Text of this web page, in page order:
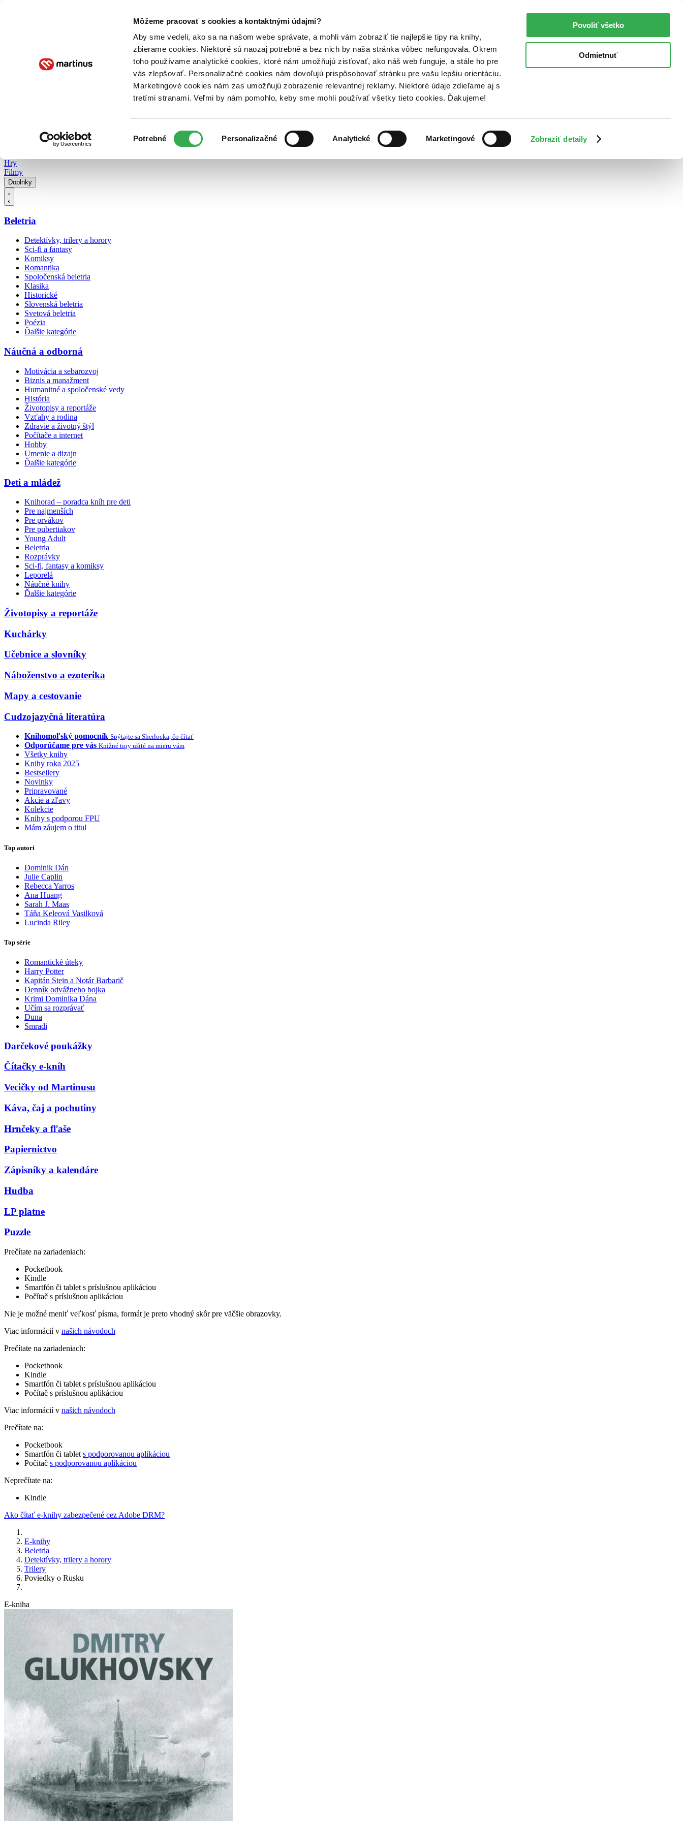
Môžeme pracovať s cookies a kontaktnými údajmi?
Aby sme vedeli, ako sa na našom webe správate, a mohli vám zobraziť tie najlepšie tipy na knihy,
zbierame cookies. Niektoré sú naozaj potrebné a bez nich by naša stránka vôbec nefungovala. Okrem
toho používame analytické cookies, ktoré nám umožňujú zisťovať, ako náš web funguje, a stále ho pre
vás zlepšovať. Personalizačné cookies nám dovoľujú prispôsobovať stránku pre vašu lepšiu orientáciu.
Marketingové cookies nám zas umožňujú zobrazenie relevantnej reklamy. Niektoré údaje zdieľame aj s
tretími stranami. Veľmi by nám pomohlo, keby sme mohli používať všetky tieto cookies. Ďakujeme!
súhlasu
Potrebné Personalizačné Analytické Marketingové Zobraziť detaily
Povoliť všetko
Odmietnuť
Poukážky Kontakt
Hry
Filmy
Doplnky
Beletria
Detektívky, trilery a horory
Sci-fi a fantasy
Komiksy
Romantika
Spoločenská beletria
Klasika
Historické
Slovenská beletria
Svetová beletria
Poézia
Ďalšie kategórie
Náučná a odborná
Motivácia a sebarozvoj
Biznis a manažment
Humanitné a spoločenské vedy
História
Životopisy a reportáže
Vzťahy a rodina
Zdravie a životný štýl
Počítače a internet
Hobby
Umenie a dizajn
Ďalšie kategórie
Deti a mládež
Knihorad – poradca kníh pre deti
Pre najmenších
Pre prvákov
Pre pubertiakov
Young Adult
Beletria
Rozprávky
Sci-fi, fantasy a komiksy
Leporelá
Náučné knihy
Ďalšie kategórie
Životopisy a reportáže
Kuchárky
Učebnice a slovníky
Náboženstvo a ezoterika
Mapy a cestovanie
Cudzojazyčná literatúra
Knihomoľský pomocník Spýtajte sa Sherlocka, čo čítať
Odporúčame pre vás Knižné tipy ušité na mieru vám
Všetky knihy
Knihy roka 2025
Bestsellery
Novinky
Pripravované
Akcie a zľavy
Kolekcie
Knihy s podporou FPU
Mám záujem o titul
Top autori
Dominik Dán
Julie Caplin
Rebecca Yarros
Ana Huang
Sarah J. Maas
Táňa Keleová Vasilková
Lucinda Riley
Top série
Romantické úteky
Harry Potter
Kapitán Stein a Notár Barbarič
Denník odvážneho bojka
Krimi Dominika Dána
Učím sa rozprávať
Duna
Smradi
Darčekové poukážky
Čítačky e-kníh
Vecičky od Martinusu
Káva, čaj a pochutiny
Hrnčeky a fľaše
Papiernictvo
Zápisníky a kalendáre
Hudba
LP platne
Puzzle
Prečítate na zariadeniach:
Pocketbook
Kindle
Smartfón či tablet s príslušnou aplikáciou
Počítač s príslušnou aplikáciou
Nie je možné meniť veľkosť písma, formát je preto vhodný skôr pre väčšie obrazovky.
Viac informácií v našich návodoch
Prečítate na zariadeniach:
Pocketbook
Kindle
Smartfón či tablet s príslušnou aplikáciou
Počítač s príslušnou aplikáciou
Viac informácií v našich návodoch
Prečítate na:
Pocketbook
Smartfón či tablet s podporovanou aplikáciou
Počítač s podporovanou aplikáciou
Neprečítate na:
Kindle
Ako čítať e-knihy zabezpečené cez Adobe DRM?
E-knihy
Beletria
Detektívky, trilery a horory
Trilery
Poviedky o Rusku
E-kniha